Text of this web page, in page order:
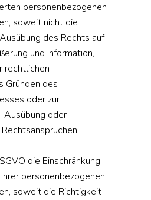
personenbezogenen
soweit nicht die
des Rechts auf
und Information,
rechtlichen
Gründen des
oder zur
Ausübung oder
die Einschränkung
personenbezogenen
soweit die Richtigkeit